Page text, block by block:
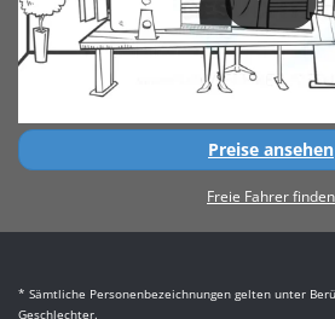
Preise ansehen
Freie Fahrer finden
* Sämtliche Personenbezeichnungen gelten unter
Geschlechter.